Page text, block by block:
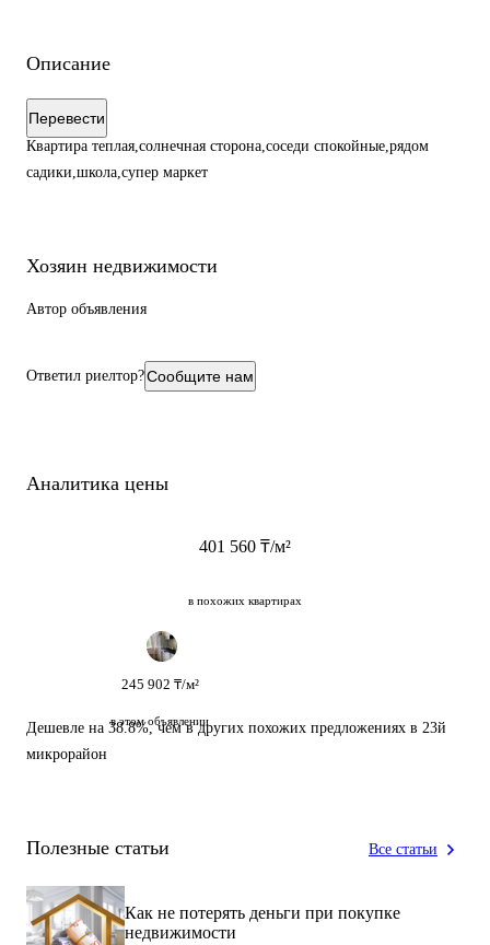
Описание
Перевести
Квартира теплая,солнечная сторона,соседи спокойные,рядом
садики,школа,супер маркет
Хозяин недвижимости
Автор объявления
Ответил риелтор?Сообщите нам
Аналитика цены
401 560 ₸/м²
в похожих квартирах
245 902 ₸/м²
в этом объявлении
Дешевле на 38.8%, чем в других похожих предложениях в 23й
микрорайон
Полезные статьи Все статьи
Как не потерять деньги при покупке
недвижимости